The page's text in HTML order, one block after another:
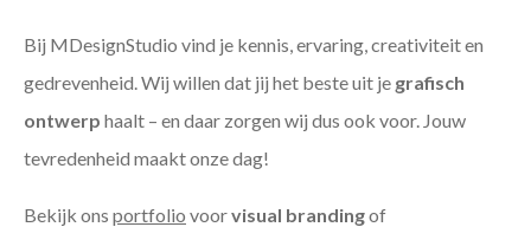
Bij MDesignStudio vind je kennis, ervaring, creativiteit en
gedrevenheid. Wij willen dat jij het beste uit je grafisch
ontwerp haalt – en daar zorgen wij dus ook voor. Jouw
tevredenheid maakt onze dag!
Bekijk ons portfolio voorvisual brandingof